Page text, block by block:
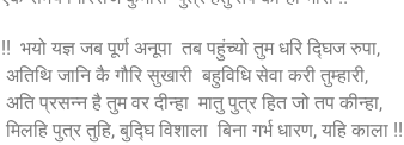
!! भयो यज्ञ जब पूर्ण अनूपा तब पहुंच्यो तुम धरि द्घिज रुपा,
अतिथि जानि कै गौरि सुखारी बहुविधि सेवा करी तुम्हारी,
अति प्रसन्न है तुम वर दीन्हा मातु पुत्र हित जो तप कीन्हा,
मिलहि पुत्र तुहि, बुद्घि विशाला बिना गर्भ धारण, यहि काला !!